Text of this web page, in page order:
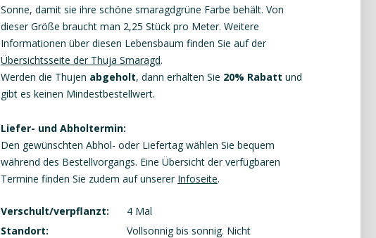
Sonne, damit sie ihre schöne smaragdgrüne Farbe behält. Von
dieser Größe braucht man 2,25 Stück pro Meter. Weitere
Informationen über diesen Lebensbaum finden Sie auf der
Übersichtsseite der Thuja Smaragd.
Werden die Thujen abgeholt, dann erhalten Sie 20% Rabatt und
gibt es keinen Mindestbestellwert.
Liefer- und Abholtermin:
Den gewünschten Abhol- oder Liefertag wählen Sie bequem
während des Bestellvorgangs. Eine Übersicht der verfügbaren
Termine finden Sie zudem auf unserer Infoseite.
Verschult/verpflanzt:
4 Mal
Standort:
Vollsonnig bis sonnig. Nicht